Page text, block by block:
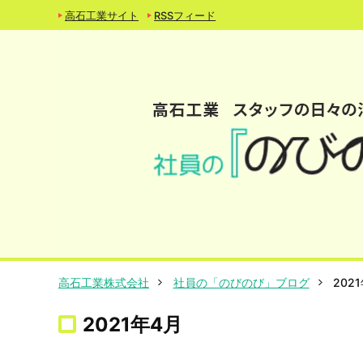
高石工業サイト RSSフィード
高石工業株式会社 社員の「のびのび」ブログ 2021
2021年4月